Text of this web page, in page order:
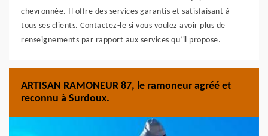
chevronnée. Il offre des services garantis et satisfaisant à
tous ses clients. Contactez-le si vous voulez avoir plus de
renseignements par rapport aux services qu’il propose.
ARTISAN RAMONEUR 87, le ramoneur agréé et
reconnu à Surdoux.